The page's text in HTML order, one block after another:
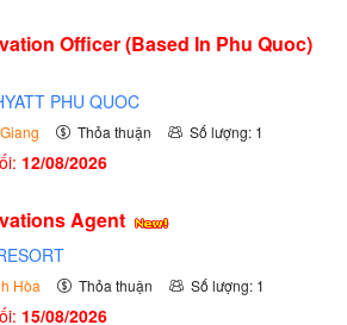
Officer (Based In Phu Quoc)
PHU QUOC
Thỏa thuận Số lượng: 1
12/08/2026
Agent
Hòa Thỏa thuận Số lượng: 1
15/08/2026